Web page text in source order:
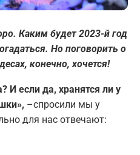
Каким будет 2023-й год
Но поговорить о
конечно, хочется!
И если да, хранятся ли у
–спросили мы у
для нас отвечают: